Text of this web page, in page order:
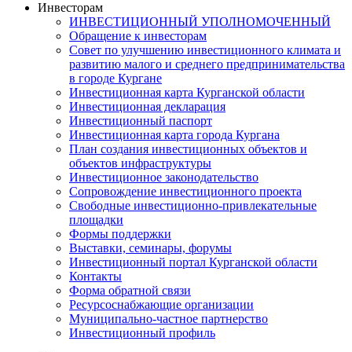
Инвесторам
ИНВЕСТИЦИОННЫЙ УПОЛНОМОЧЕННЫЙ
Обращение к инвесторам
Совет по улучшению инвестиционного климата и
развитию малого и среднего предпринимательства
в городе Кургане
Инвестиционная карта Курганской области
Инвестиционная декларация
Инвестиционный паспорт
Инвестиционная карта города Кургана
План создания инвестиционных объектов и
объектов инфраструктуры
Инвестиционное законодательство
Сопровождение инвестиционного проекта
Свободные инвестиционно-привлекательные
площадки
Формы поддержки
Выставки, семинары, форумы
Инвестиционный портал Курганской области
Контакты
Форма обратной связи
Ресурсоснабжающие организации
Муниципально-частное партнерство
Инвестиционный профиль